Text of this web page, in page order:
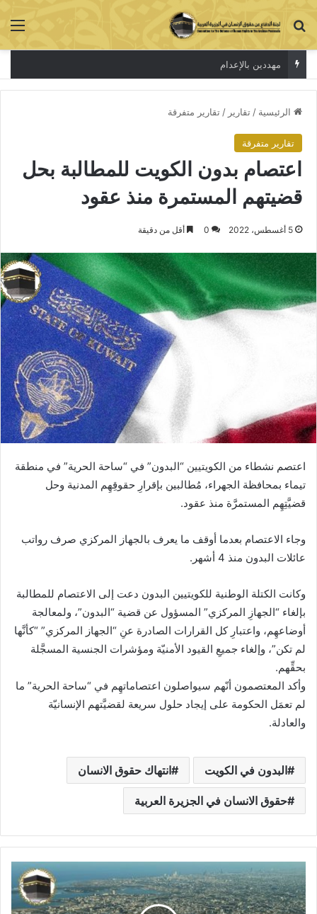
بحث عن
مهددين بالإعدام
الرئيسية / تقارير / تقارير متفرقة
تقارير متفرقة
اعتصام بدون الكويت للمطالبة بحل
قضيتهم المستمرة منذ عقود
5 أغسطس، 2022 0 أقل من دقيقة
اعتصم نشطاء من الكويتيين “البدون” في “ساحة الحرية” في منطقة
تيماء بمحافظة الجهراء، مُطالبين بإقرارِ حقوقِهِم المدنية وحل
قضيَّتِهِم المستمرَّة منذ عقود.
وجاء الاعتصام بعدما أوقف ما يعرف بالجهاز المركزي صرف رواتب
عائلات البدون منذ 4 أشهر.
وكانت الكتلة الوطنية للكويتيين البدون دعت إلى الاعتصام للمطالبة
بإلغاء “الجهازِ المركزي” المسؤول عن قضية “البدون”، ولمعالجة
أوضاعهِم، واعتبارِ كل القرارات الصادرة عنِ “الجهاز المركزي” “كأنَّها
لم تكن”، وإلغاء جميعِ القيود الأمنيّة ومؤشرات الجنسية المسجَّلة
بحقِّهم.
وأكد المعتصمون أنّهم سيواصلون اعتصاماتهِم في “ساحة الحرية” ما
لم تعمَل الحكومة على إيجاد حلول سريعة لقضيَّتهم الإنسانيّة
والعادلة.
البدون في الكويت انتهاك حقوق الانسان
حقوق الانسان في الجزيرة العربية